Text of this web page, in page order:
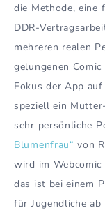
die Methode, eine
DDR-
mehreren realen
gelungenen Comic
Fokus der App
speziell ein
sehr persönliche
Blumenfrau“ von
wird im
das ist bei einem
für Jugendliche